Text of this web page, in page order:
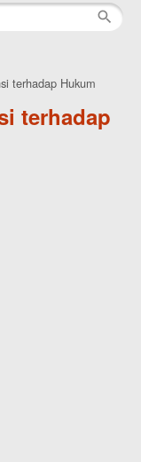
terhadap Hukum
terhadap